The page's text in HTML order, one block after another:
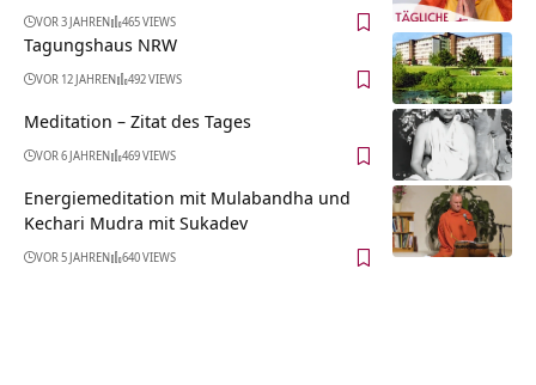
VOR 3 JAHREN 465 VIEWS
Tagungshaus NRW
VOR 12 JAHREN 492 VIEWS
Meditation – Zitat des Tages
VOR 6 JAHREN 469 VIEWS
Energiemeditation mit Mulabandha und
Kechari Mudra mit Sukadev
VOR 5 JAHREN 640 VIEWS